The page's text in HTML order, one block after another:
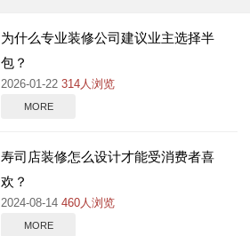
为什么专业装修公司建议业主选择半
包？
2026-01-22 314人浏览
MORE
寿司店装修怎么设计才能受消费者喜
欢？
2024-08-14 460人浏览
MORE